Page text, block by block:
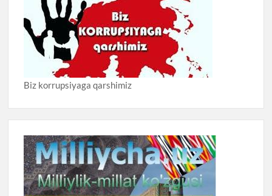
Biz korrupsiyaga qarshimiz